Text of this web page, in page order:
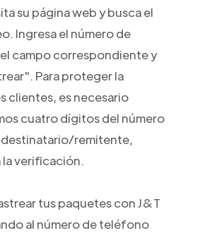
su página web y busca el
Ingresa el número de
campo correspondiente y
Para proteger la
clientes, es necesario
cuatro dígitos del número
remitente,
la verificación.
tus paquetes con J&T
al número de teléfono